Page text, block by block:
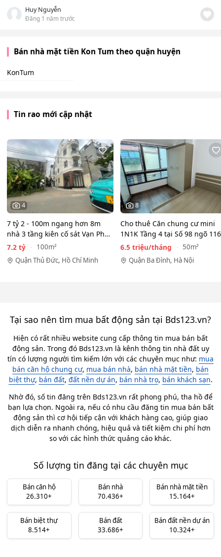
Huy Nguyễn
Đăng 1 năm trước
Bán nhà mặt tiền Kon Tum theo quận huyện
KonTum
Tin rao mới cập nhật
4
7 tỷ 2 - 100m ngang hơn 8m
nhà 3 tầng kiên cố sát Vạn Phúc
City - HẺM XE HƠI…
7.2 tỷ
100m²
Quận Thủ Đức, Hồ Chí Minh
8
Cho thuê Căn chung cư mini
1N1K Tầng 4 tại Số 98 ngõ 116
Phan Kế Bính, Ba Đình.…
6.5 triệu/tháng
50m²
Quận Ba Đình, Hà Nội
Tại sao nên tìm mua bất động sản tại Bds123.vn?
Hiện có rất nhiều website cung cấp thông tin mua bán bất
động sản. Trong đó Bds123.vn là kênh thông tin nhà đất uy
tín có lượng người tìm kiếm lớn với các chuyên mục như: mua
bán căn hộ chung cư, mua bán nhà, bán nhà mặt tiền, bán
biệt thự, bán đất, đất nền dự án, bán nhà trọ, bán khách sạn.
Nhờ đó, số tin đăng trên Bds123.vn rất phong phú, tha hồ để
bạn lựa chọn. Ngoài ra, nếu có nhu cầu đăng tin mua bán bất
động sản thì cơ hội tiếp cận với khách hàng cao, giúp giao
dịch diễn ra nhanh chóng, hiệu quả và tiết kiệm chi phí hơn
so với các hình thức quảng cáo khác.
Số lượng tin đăng tại các chuyên mục
Bán căn hộ
26.310+
Bán nhà
70.436+
Bán nhà mặt tiền
15.164+
Bán biệt thự
8.514+
Bán đất
33.686+
Bán đất nền dự án
10.324+